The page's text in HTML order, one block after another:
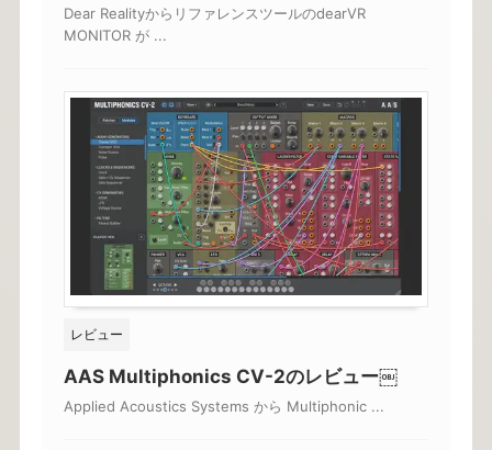
Dear RealityからリファレンスツールのdearVR
MONITOR が ...
レビュー
AAS Multiphonics CV-2のレビュー￼
Applied Acoustics Systems から Multiphonic ...